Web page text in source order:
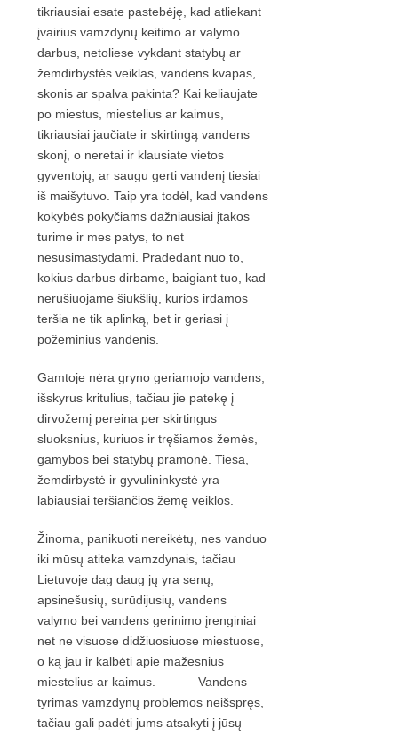
tikriausiai esate pastebėję, kad atliekant
įvairius vamzdynų keitimo ar valymo
darbus, netoliese vykdant statybų ar
žemdirbystės veiklas, vandens kvapas,
skonis ar spalva pakinta? Kai keliaujate
po miestus, miestelius ar kaimus,
tikriausiai jaučiate ir skirtingą vandens
skonį, o neretai ir klausiate vietos
gyventojų, ar saugu gerti vandenį tiesiai
iš maišytuvo. Taip yra todėl, kad vandens
kokybės pokyčiams dažniausiai įtakos
turime ir mes patys, to net
nesusimastydami. Pradedant nuo to,
kokius darbus dirbame, baigiant tuo, kad
nerūšiuojame šiukšlių, kurios irdamos
teršia ne tik aplinką, bet ir geriasi į
požeminius vandenis.
Gamtoje nėra gryno geriamojo vandens,
išskyrus kritulius, tačiau jie patekę į
dirvožemį pereina per skirtingus
sluoksnius, kuriuos ir tręšiamos žemės,
gamybos bei statybų pramonė. Tiesa,
žemdirbystė ir gyvulininkystė yra
labiausiai teršiančios žemę veiklos.
Žinoma, panikuoti nereikėtų, nes vanduo
iki mūsų atiteka vamzdynais, tačiau
Lietuvoje dag daug jų yra senų,
apsinešusių, surūdijusių, vandens
valymo bei vandens gerinimo įrenginiai
net ne visuose didžiuosiuose miestuose,
o ką jau ir kalbėti apie mažesnius
miestelius ar kaimus. Vandens
tyrimas vamzdynų problemos neišspręs,
tačiau gali padėti jums atsakyti į jūsų